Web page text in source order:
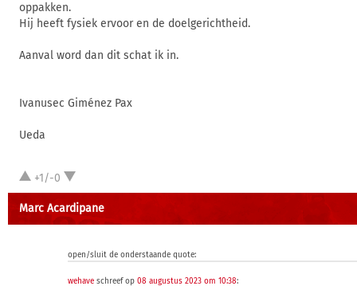
oppakken.
Hij heeft fysiek ervoor en de doelgerichtheid.
Aanval word dan dit schat ik in.
Ivanusec Giménez Pax
Ueda
+1/-0
Marc Acardipane
open/sluit de onderstaande quote:
wehaveschreef op 08 augustus 2023 om 10:38: